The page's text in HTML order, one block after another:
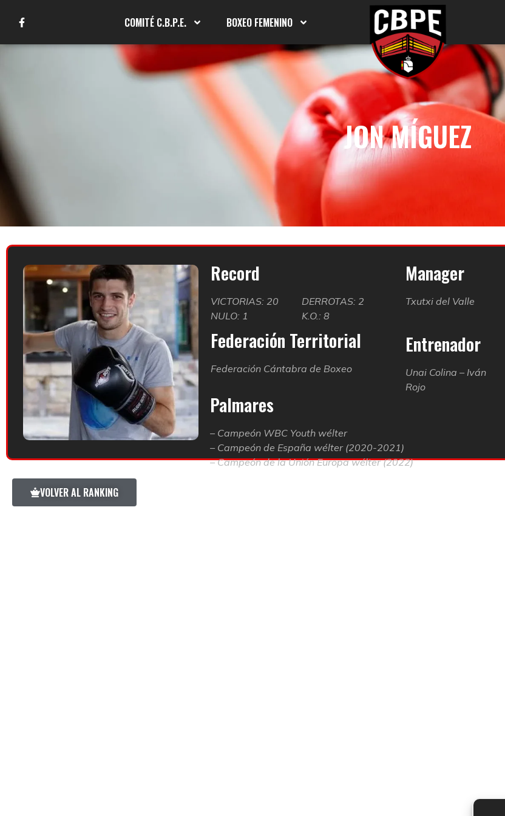
COMITÉ C.B.P.E. BOXEO FEMENINO
JON MÍGUEZ
Record
VICTORIAS: 20
DERROTAS: 2
NULO: 1
K.O.: 8
Federación Territorial
Federación Cántabra de Boxeo
Manager
Txutxi del Valle
Entrenador
Unai Colina – Iván
Rojo
VOLVER AL RANKING
Palmares
– Campeón WBC Youth wélter
– Campeón de España wélter (2020-2021)
– Campeón de la Unión Europa wélter (2022)